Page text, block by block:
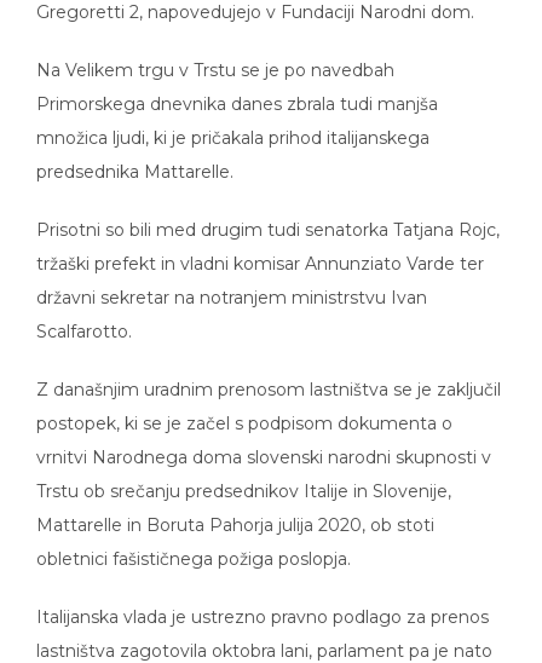
Gregoretti 2, napovedujejo v Fundaciji Narodni dom.
Na Velikem trgu v Trstu se je po navedbah
Primorskega dnevnika danes zbrala tudi manjša
množica ljudi, ki je pričakala prihod italijanskega
predsednika Mattarelle.
Prisotni so bili med drugim tudi senatorka Tatjana Rojc,
tržaški prefekt in vladni komisar Annunziato Varde ter
državni sekretar na notranjem ministrstvu Ivan
Scalfarotto.
Z današnjim uradnim prenosom lastništva se je zaključil
postopek, ki se je začel s podpisom dokumenta o
vrnitvi Narodnega doma slovenski narodni skupnosti v
Trstu ob srečanju predsednikov Italije in Slovenije,
Mattarelle in Boruta Pahorja julija 2020, ob stoti
obletnici fašističnega požiga poslopja.
Italijanska vlada je ustrezno pravno podlago za prenos
lastništva zagotovila oktobra lani, parlament pa je nato